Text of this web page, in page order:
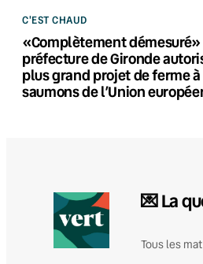
C'EST CHAUD
«Complètement démesuré»
préfecture de Gironde
plus grand projet de ferme à
saumons de l’Union
💌 La
Tous les